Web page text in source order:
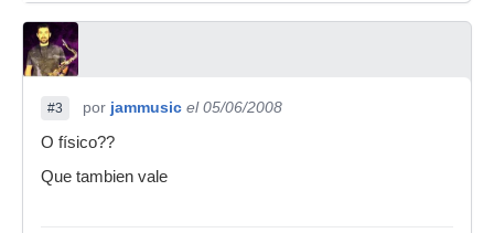
#3 por jammusic el 05/06/2008
O físico??
Que tambien vale